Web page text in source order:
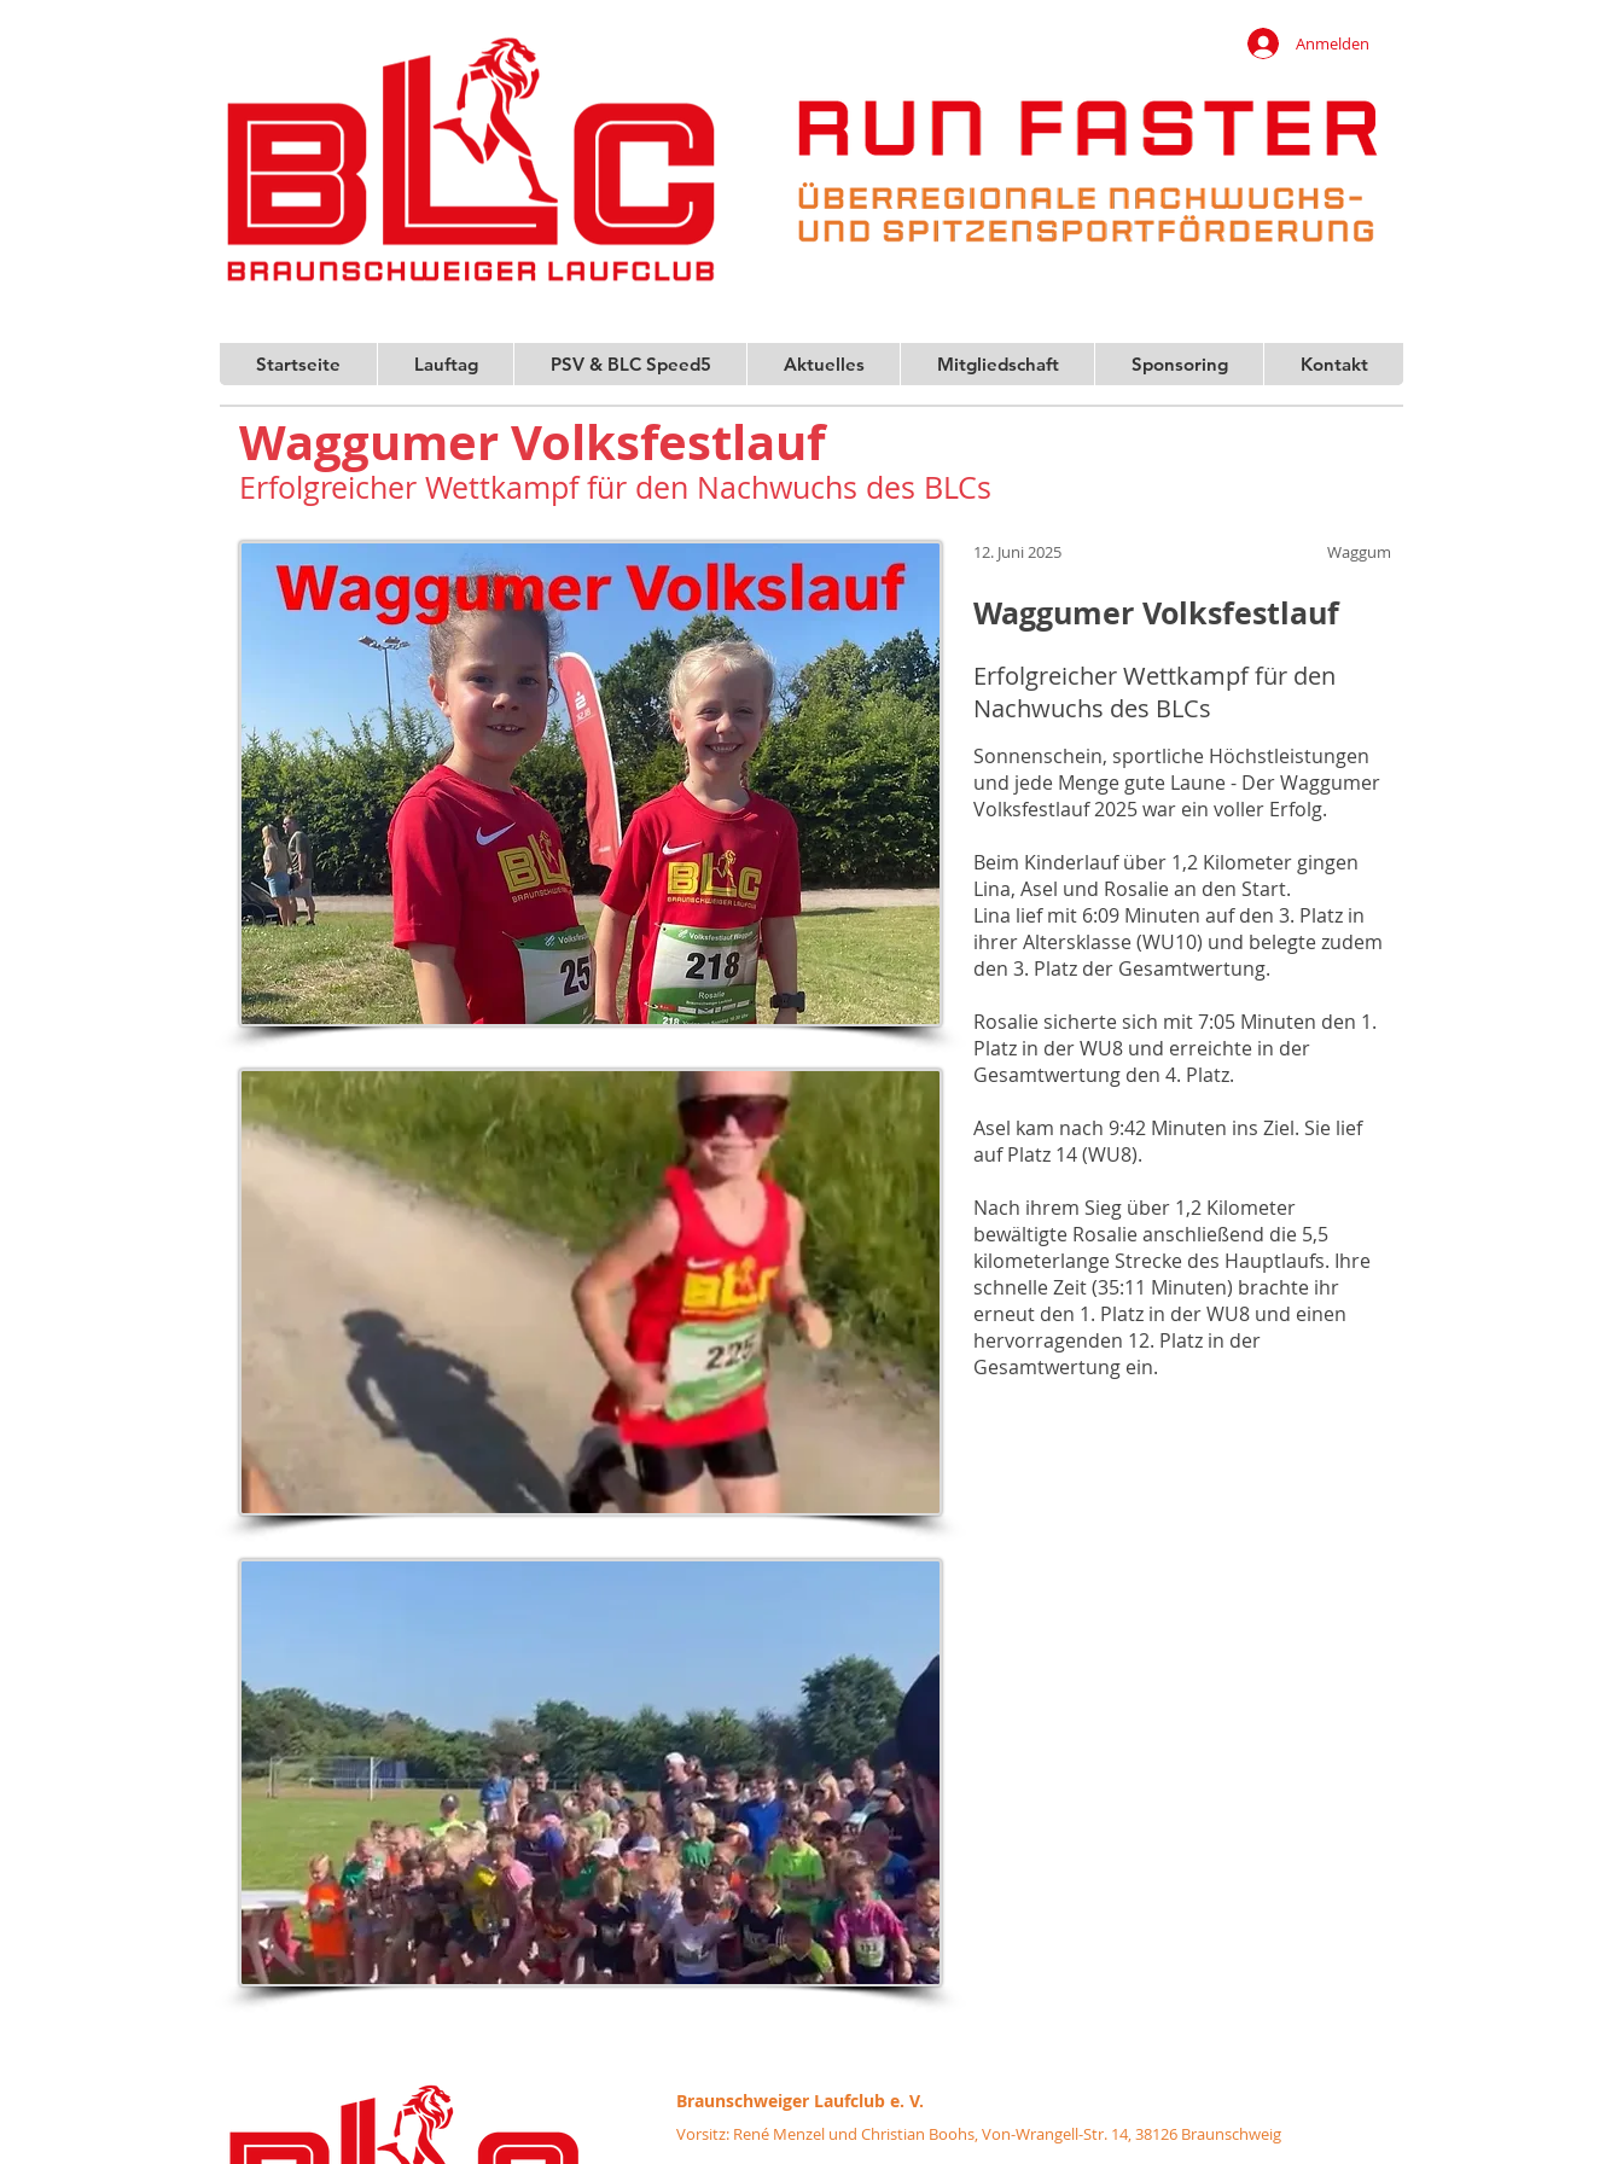
Anmelden
Startseite Lauftag PSV & BLC Speed5 Aktuelles Mitgliedschaft Sponsoring Kontakt
Waggumer Volksfestlauf
Erfolgreicher Wettkampf für den Nachwuchs des BLCs
12. Juni 2025 Waggum
Waggumer Volksfestlauf
Erfolgreicher Wettkampf für den
Nachwuchs des BLCs
Sonnenschein, sportliche Höchstleistungen
und jede Menge gute Laune - Der Waggumer
Volksfestlauf 2025 war ein voller Erfolg.
Beim Kinderlauf über 1,2 Kilometer gingen
Lina, Asel und Rosalie an den Start.
Lina lief mit 6:09 Minuten auf den 3. Platz in
ihrer Altersklasse (WU10) und belegte zudem
den 3. Platz der Gesamtwertung.
Rosalie sicherte sich mit 7:05 Minuten den 1.
Platz in der WU8 und erreichte in der
Gesamtwertung den 4. Platz.
Asel kam nach 9:42 Minuten ins Ziel. Sie lief
auf Platz 14 (WU8).
Nach ihrem Sieg über 1,2 Kilometer
bewältigte Rosalie anschließend die 5,5
kilometerlange Strecke des Hauptlaufs. Ihre
schnelle Zeit (35:11 Minuten) brachte ihr
erneut den 1. Platz in der WU8 und einen
hervorragenden 12. Platz in der
Gesamtwertung ein.
Braunschweiger Laufclub e. V.
Vorsitz: René Menzel und Christian Boohs, Von-Wrangell-Str. 14, 38126 Braunschweig